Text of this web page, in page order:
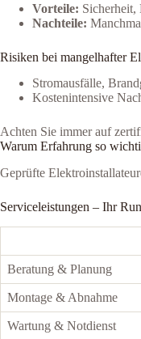
Vorteile:
Nachteile:
Risiken bei mangelhafter
Stromausfälle,
Kostenintensive
Achten Sie immer auf
Warum Erfahrung so
Geprüfte
Serviceleistungen – Ihr
Beratung & Planung
Montage & Abnahme
Wartung & Notdienst